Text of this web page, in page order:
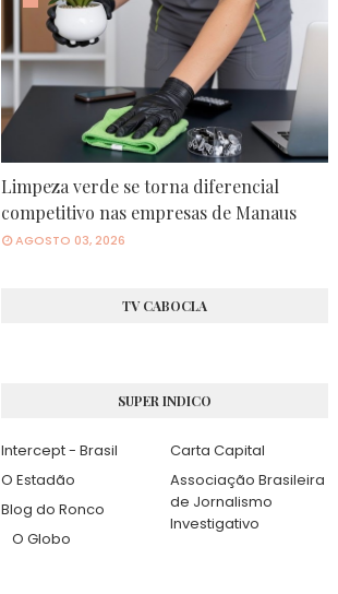
Limpeza verde se torna diferencial
competitivo nas empresas de Manaus
AGOSTO 03, 2026
TV CABOCLA
SUPER INDICO
Intercept - Brasil
Carta Capital
O Estadão
Associação Brasileira
de Jornalismo
Investigativo
Blog do Ronco
O Globo